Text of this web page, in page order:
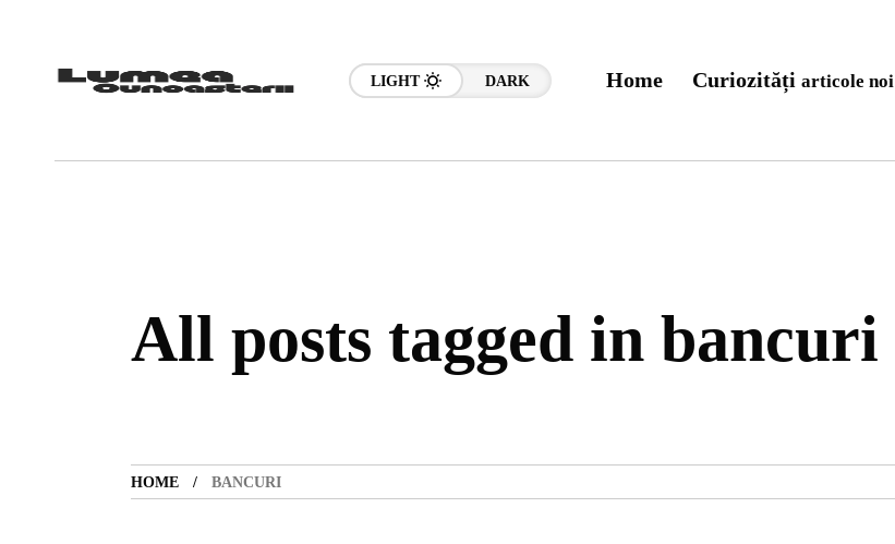
LIGHT DARK Home Curiozități articole noi
All posts tagged in bancuri
HOME BANCURI